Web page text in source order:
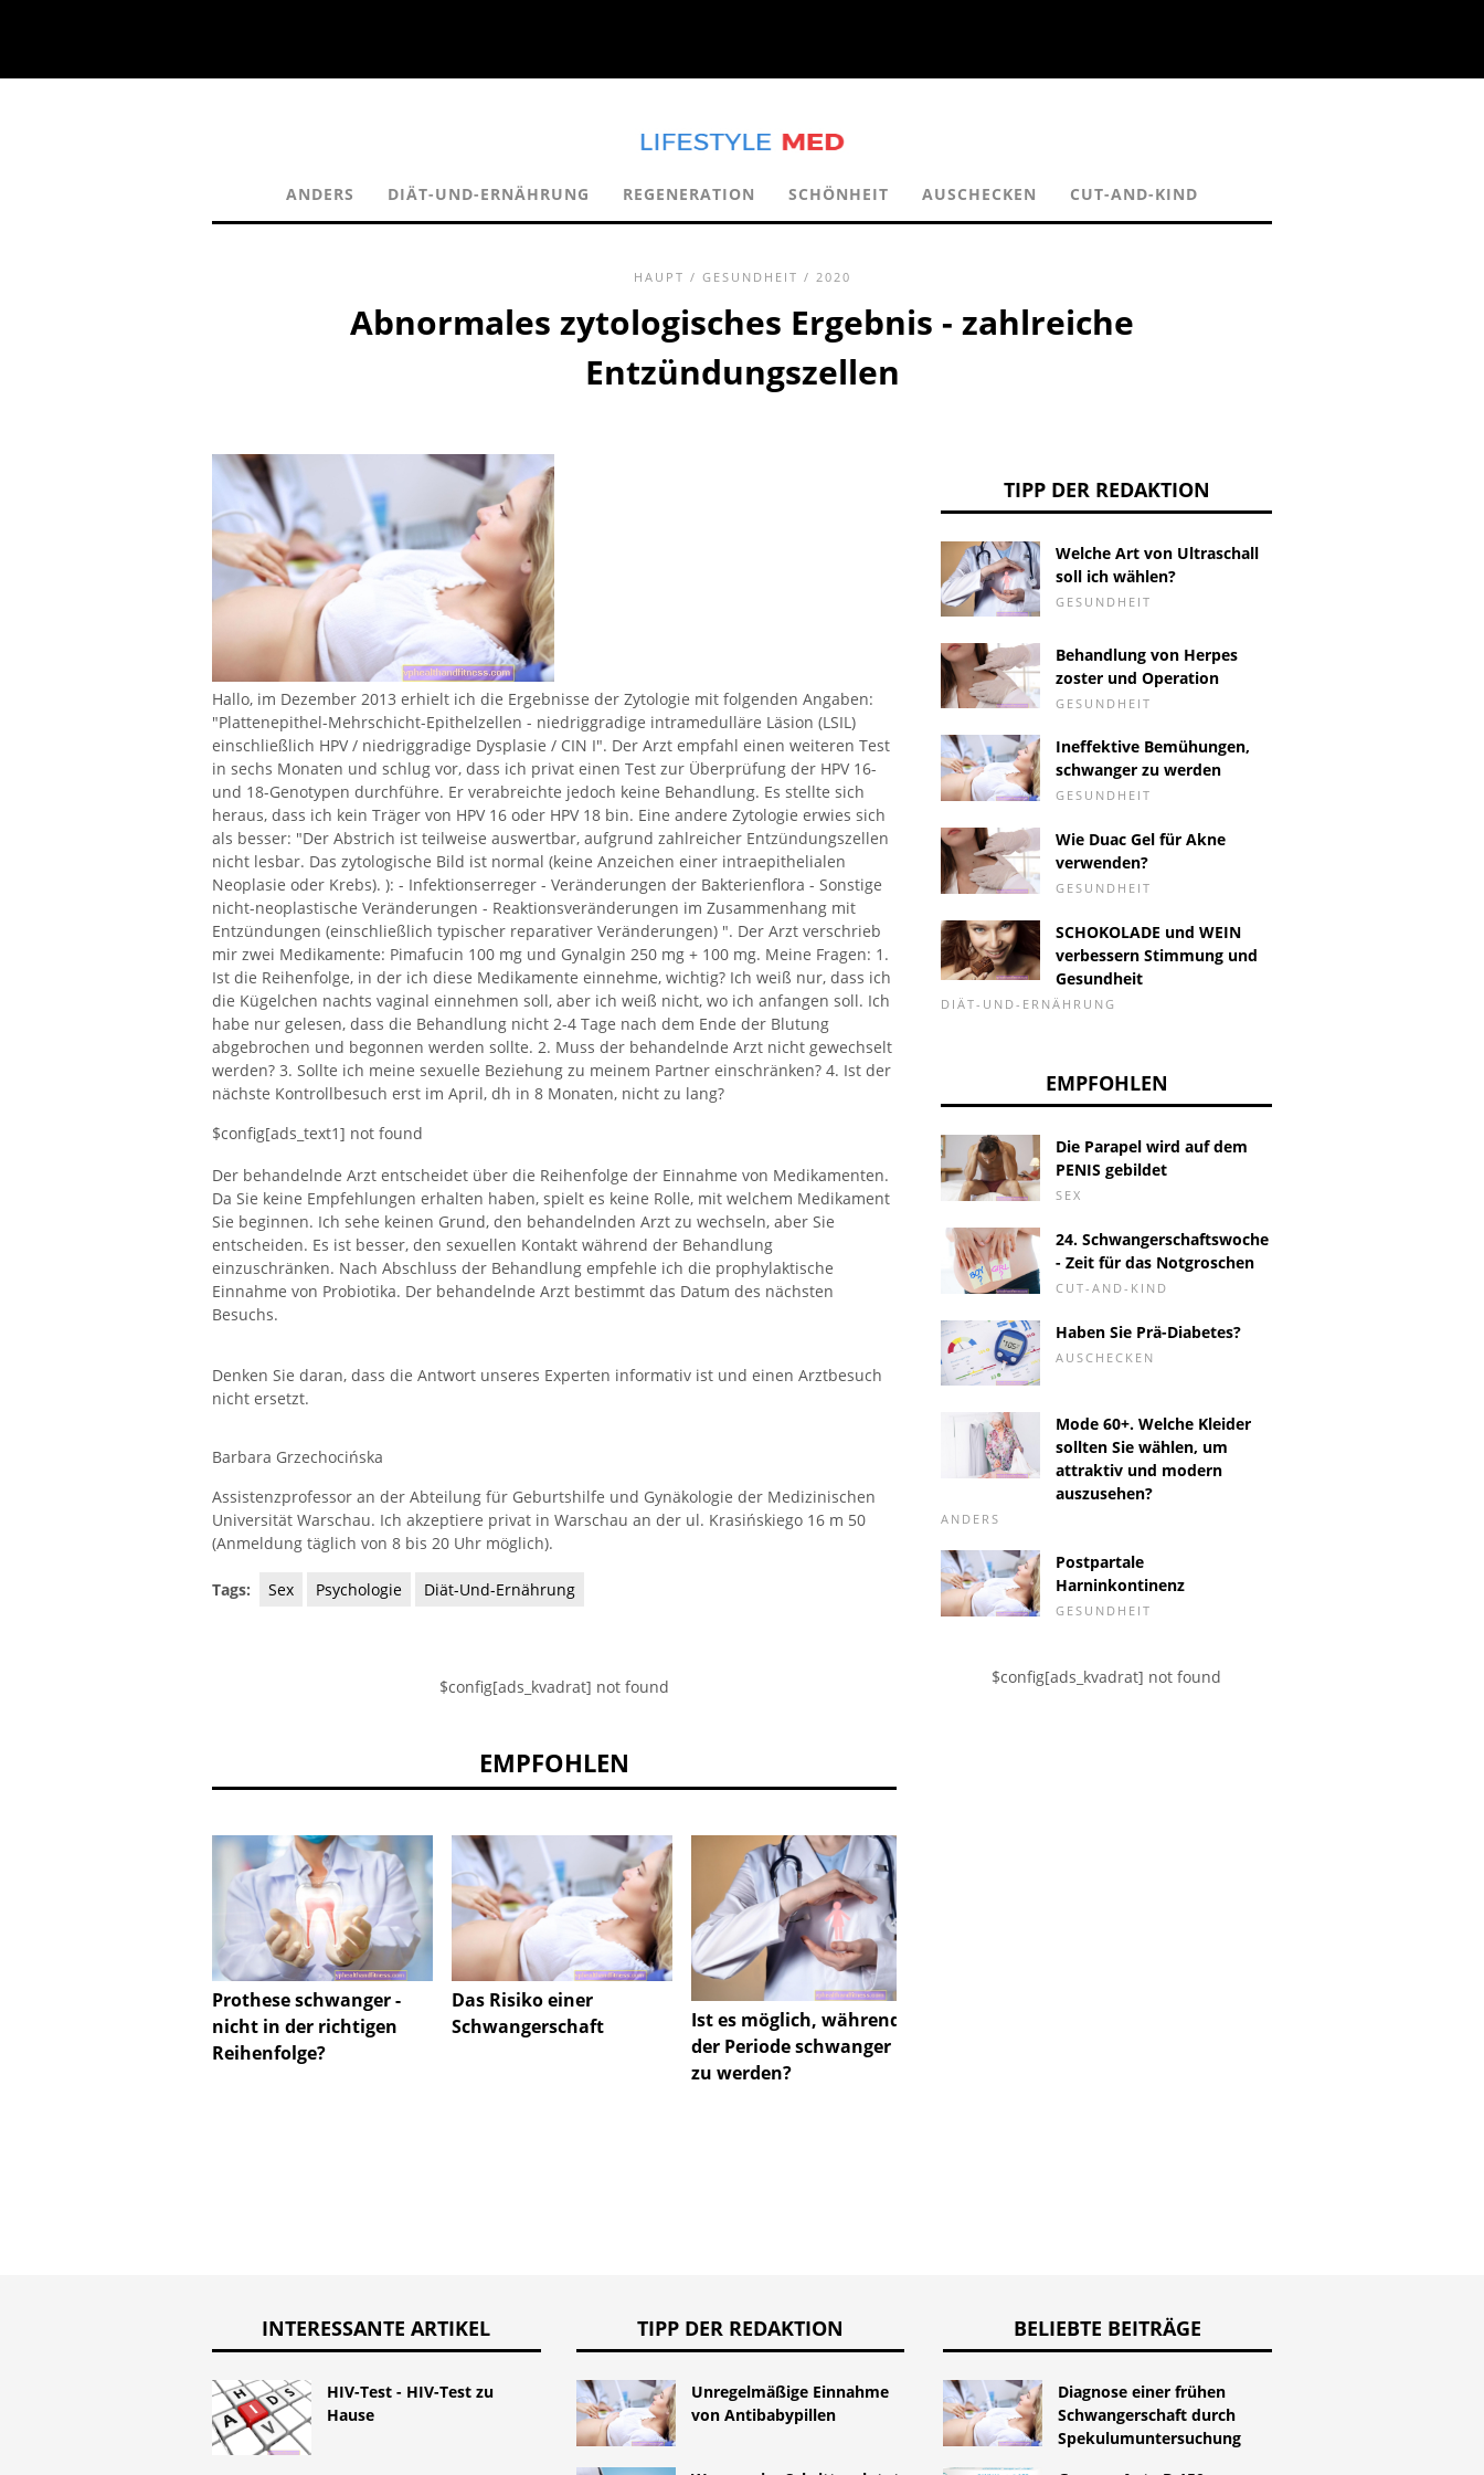
ANDERS DIÄT-UND-ERNÄHRUNG REGENERATION SCHÖNHEIT AUSCHECKEN CUT-AND-KIND
HAUPT / GESUNDHEIT / 2020
Abnormales zytologisches Ergebnis - zahlreiche
Entzündungszellen
Hallo, im Dezember 2013 erhielt ich die Ergebnisse der Zytologie mit folgenden Angaben:
"Plattenepithel-Mehrschicht-Epithelzellen - niedriggradige intramedulläre Läsion (LSIL)
einschließlich HPV / niedriggradige Dysplasie / CIN I". Der Arzt empfahl einen weiteren Test
in sechs Monaten und schlug vor, dass ich privat einen Test zur Überprüfung der HPV 16-
und 18-Genotypen durchführe. Er verabreichte jedoch keine Behandlung. Es stellte sich
heraus, dass ich kein Träger von HPV 16 oder HPV 18 bin. Eine andere Zytologie erwies sich
als besser: "Der Abstrich ist teilweise auswertbar, aufgrund zahlreicher Entzündungszellen
nicht lesbar. Das zytologische Bild ist normal (keine Anzeichen einer intraepithelialen
Neoplasie oder Krebs). ): - Infektionserreger - Veränderungen der Bakterienflora - Sonstige
nicht-neoplastische Veränderungen - Reaktionsveränderungen im Zusammenhang mit
Entzündungen (einschließlich typischer reparativer Veränderungen) ". Der Arzt verschrieb
mir zwei Medikamente: Pimafucin 100 mg und Gynalgin 250 mg + 100 mg. Meine Fragen: 1.
Ist die Reihenfolge, in der ich diese Medikamente einnehme, wichtig? Ich weiß nur, dass ich
die Kügelchen nachts vaginal einnehmen soll, aber ich weiß nicht, wo ich anfangen soll. Ich
habe nur gelesen, dass die Behandlung nicht 2-4 Tage nach dem Ende der Blutung
abgebrochen und begonnen werden sollte. 2. Muss der behandelnde Arzt nicht gewechselt
werden? 3. Sollte ich meine sexuelle Beziehung zu meinem Partner einschränken? 4. Ist der
nächste Kontrollbesuch erst im April, dh in 8 Monaten, nicht zu lang?
$config[ads_text1] not found
Der behandelnde Arzt entscheidet über die Reihenfolge der Einnahme von Medikamenten.
Da Sie keine Empfehlungen erhalten haben, spielt es keine Rolle, mit welchem ​​Medikament
Sie beginnen. Ich sehe keinen Grund, den behandelnden Arzt zu wechseln, aber Sie
entscheiden. Es ist besser, den sexuellen Kontakt während der Behandlung
einzuschränken. Nach Abschluss der Behandlung empfehle ich die prophylaktische
Einnahme von Probiotika. Der behandelnde Arzt bestimmt das Datum des nächsten
Besuchs.
Denken Sie daran, dass die Antwort unseres Experten informativ ist und einen Arztbesuch
nicht ersetzt.
Barbara Grzechocińska
Assistenzprofessor an der Abteilung für Geburtshilfe und Gynäkologie der Medizinischen
Universität Warschau. Ich akzeptiere privat in Warschau an der ul. Krasińskiego 16 m 50
(Anmeldung täglich von 8 bis 20 Uhr möglich).
Tags: Sex Psychologie Diät-Und-Ernährung
$config[ads_kvadrat] not found
EMPFOHLEN
Prothese schwanger -
nicht in der richtigen
Reihenfolge?
Das Risiko einer
Schwangerschaft
Ist es möglich, während
der Periode schwanger
zu werden?
TIPP DER REDAKTION
Welche Art von Ultraschall
soll ich wählen?
GESUNDHEIT
Behandlung von Herpes
zoster und Operation
GESUNDHEIT
Ineffektive Bemühungen,
schwanger zu werden
GESUNDHEIT
Wie Duac Gel für Akne
verwenden?
GESUNDHEIT
SCHOKOLADE und WEIN
verbessern Stimmung und
Gesundheit
DIÄT-UND-ERNÄHRUNG
EMPFOHLEN
Die Parapel wird auf dem
PENIS gebildet
SEX
24. Schwangerschaftswoche
- Zeit für das Notgroschen
CUT-AND-KIND
Haben Sie Prä-Diabetes?
AUSCHECKEN
Mode 60+. Welche Kleider
sollten Sie wählen, um
attraktiv und modern
auszusehen?
ANDERS
Postpartale
Harninkontinenz
GESUNDHEIT
$config[ads_kvadrat] not found
INTERESSANTE ARTIKEL
HIV-Test - HIV-Test zu
Hause
TIPP DER REDAKTION
Unregelmäßige Einnahme
von Antibabypillen
BELIEBTE BEITRÄGE
Diagnose einer frühen
Schwangerschaft durch
Spekulumuntersuchung